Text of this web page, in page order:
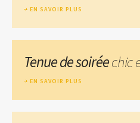
EN SAVOIR PLUS
Tenue de soiréechic
EN SAVOIR PLUS